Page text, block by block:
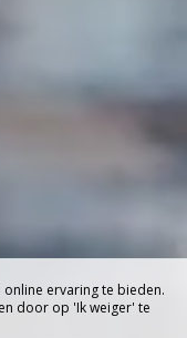
ervaring te bieden.
door op 'Ik weiger' te